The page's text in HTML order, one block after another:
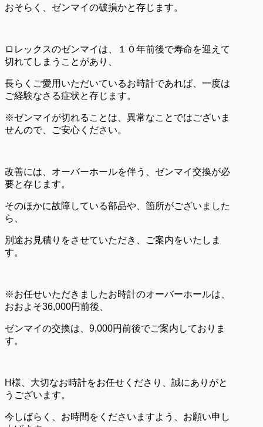
おそらく、ゼンマイの破損かと存じます。
ロレックスのゼンマイは、１０年前後で寿命を迎えて
切れてしまうことがあり、
長らくご愛用いただいているお時計であれば、一度は
ご経験なさる症状と存じます。
※ゼンマイが切れることは、異常なことではございま
せんので、ご安心ください。
改善には、オーバーホールを伴う、ゼンマイ交換が必
要と存じます。
そのほかに故障している部品や、箇所がございました
ら、
別途お見積りをさせていただき、ご案内をいたしま
す。
※お任せいただきましたお時計のオーバーホールは、
おおよそ36,000円前後、
ゼンマイの交換は、9,000円前後でご案内しておりま
す。
H様、大切なお時計をお任せくださり、誠にありがと
うございます。
今しばらく、お時間をくださいますよう、お願い申し